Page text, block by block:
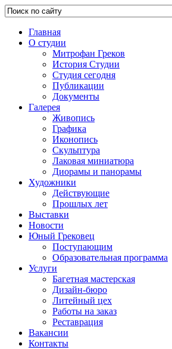
Главная
О студии
Митрофан Греков
История Студии
Студия сегодня
Публикации
Документы
Галерея
Живопись
Графика
Иконопись
Скульптура
Лаковая миниатюра
Диорамы и панорамы
Художники
Действующие
Прошлых лет
Выставки
Новости
Юный Грековец
Поступающим
Образовательная программа
Услуги
Багетная мастерская
Дизайн-бюро
Литейный цех
Работы на заказ
Реставрация
Вакансии
Контакты